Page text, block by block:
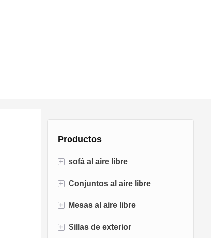
Productos
+ sofá al aire libre
Sofá de ratán
Sofá de cuerda
Sofá de aluminio
+ Conjuntos al aire libre
Conjuntos de bistró
Conjuntos de conversación
+ Mesas al aire libre
Mesas para fogatas
+ Sillas de exterior